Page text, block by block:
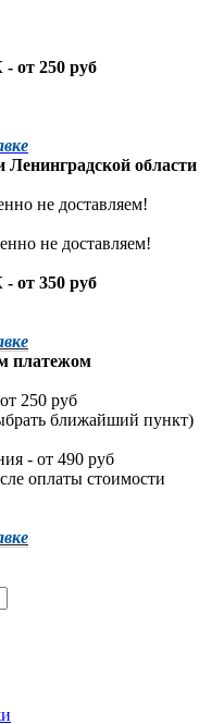
от 250 руб
Ленинградской области
не доставляем!
не доставляем!
от 350 руб
платежом
250 руб
ближайший пункт)
- от 490 руб
оплаты стоимости